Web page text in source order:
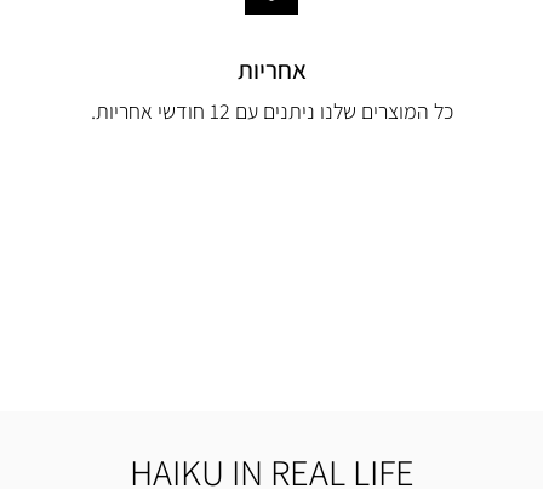
אחריות
כל המוצרים שלנו ניתנים עם 12 חודשי אחריות.
HAIKU IN REAL LIFE